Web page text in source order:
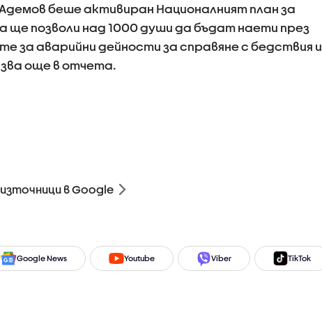
беше активиран Националният план за
ще позволи над 1000 души да бъдат наети през
за аварийни дейности за справяне с бедствия и
още в отчета.
в Google
Google News Youtube Viber TikTok